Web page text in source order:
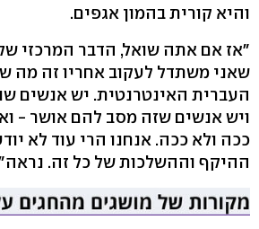
והיא קורית בהמון אגפים.
"אז אם אתה שואל, הדבר המרכזי
שאני משתדל לעקוב אחריו זה מה
העברית האינטרנטית. יש אנשים
ויש אנשים שזה מסב להם אושר -
ככה ולא ככה. אנחנו הרי עוד לא
ההיקף וההשלכות של כל זה.